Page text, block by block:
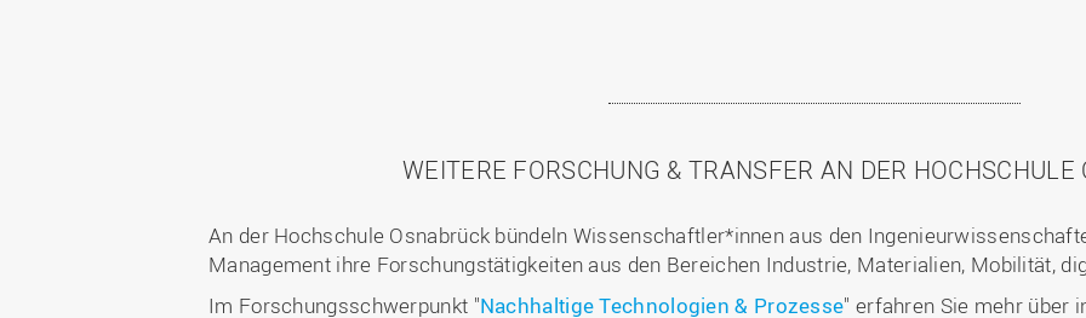
WEITERE FORSCHUNG & TRANSFER AN DER HOCHSCHULE
An der Hochschule Osnabrück bündeln Wissenschaftler*innen aus den
Management ihre Forschungstätigkeiten aus den Bereichen Industrie, Materialien, Mobilität,
Im Forschungsschwerpunkt "Nachhaltige Technologien & Prozesse" erfahren Sie mehr über